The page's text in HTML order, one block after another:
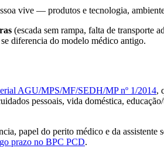
vive — produtos e tecnologia,
(escada sem rampa, falta de transporte
diferencia do modelo médico antigo.
AGU/MPS/MF/SEDH/MP nº 1/2014,
pessoais, vida doméstica,
papel do perito médico e da assistente
prazo no BPC PCD.